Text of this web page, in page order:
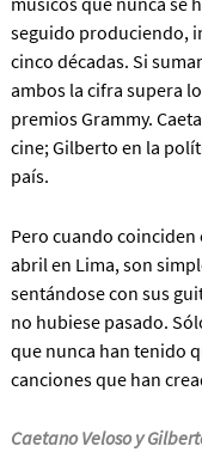
seguido produciendo,
cinco décadas. Si
ambos la cifra supera
premios Grammy.
cine; Gilberto en la
país.
Pero cuando
abril en Lima, son
sentándose con sus
no hubiese pasado.
que nunca han tenido
canciones que han
Caetano Veloso y